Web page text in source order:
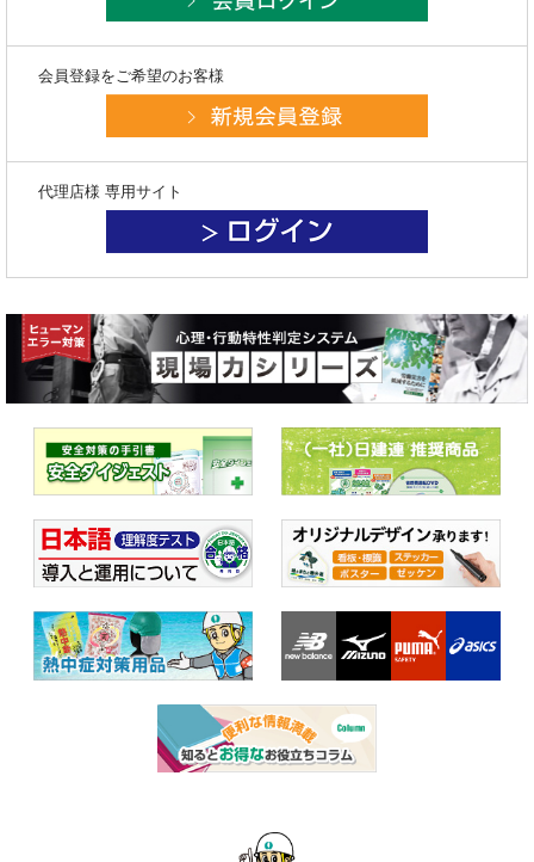
会員登録をご希望のお客様
代理店様 専用サイト